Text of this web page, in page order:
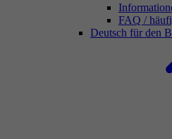
FAQ /
Deutsch für den